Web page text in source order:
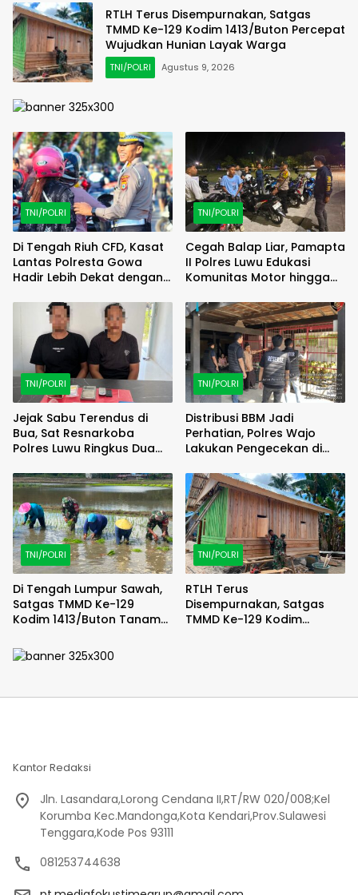
RTLH Terus Disempurnakan, Satgas
TMMD Ke-129 Kodim 1413/Buton Percepat
Wujudkan Hunian Layak Warga
TNI/POLRI Agustus 9, 2026
TNI/POLRI
Di Tengah Riuh CFD, Kasat
Lantas Polresta Gowa
Hadir Lebih Dekat dengan
TNI/POLRI
Cegah Balap Liar, Pamapta
II Polres Luwu Edukasi
Komunitas Motor hingga
TNI/POLRI
Jejak Sabu Terendus di
Bua, Sat Resnarkoba
Polres Luwu Ringkus Dua
TNI/POLRI
Distribusi BBM Jadi
Perhatian, Polres Wajo
Lakukan Pengecekan di
TNI/POLRI
Di Tengah Lumpur Sawah,
Satgas TMMD Ke-129
Kodim 1413/Buton Tanam
Pangan Bersama Warga
TNI/POLRI
RTLH Terus
Disempurnakan, Satgas
TMMD Ke-129 Kodim
Kantor Redaksi
Jln. Lasandara,Lorong Cendana II,RT/RW 020/008;Kel
Korumba Kec.Mandonga,Kota Kendari,Prov.Sulawesi
Tenggara,Kode Pos 93111
081253744638